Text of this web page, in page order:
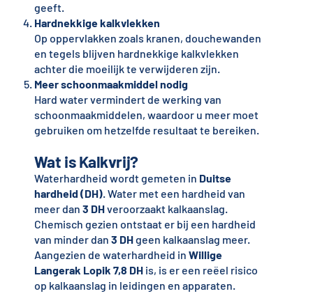
geeft.
Hardnekkige kalkvlekken
Op oppervlakken zoals kranen, douchewanden
en tegels blijven hardnekkige kalkvlekken
achter die moeilijk te verwijderen zijn.
Meer schoonmaakmiddel nodig
Hard water vermindert de werking van
schoonmaakmiddelen, waardoor u meer moet
gebruiken om hetzelfde resultaat te bereiken.
Wat is Kalkvrij?
Waterhardheid wordt gemeten in Duitse
hardheid (DH). Water met een hardheid van
meer dan 3 DHveroorzaakt kalkaanslag.
Chemisch gezien ontstaat er bij een hardheid
van minder dan 3 DHgeen kalkaanslag meer.
Aangezien de waterhardheid in Willige
Langerak Lopik 7,8 DHis, is er een reëel risico
op kalkaanslag in leidingen en apparaten.